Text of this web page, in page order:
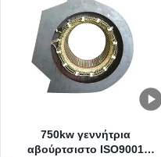
750kw γεννήτρια
αβούρτσιστο ISO9001